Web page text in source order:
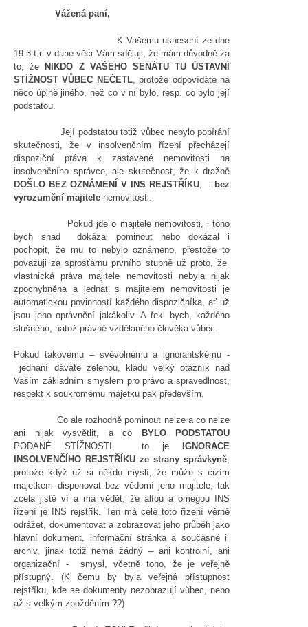
Vážená paní,
K Vašemu usnesení ze dne
19.3.t.r. v dané věci Vám sděluji, že mám důvodně za
to, žeNIKDO Z VAŠEHO SENÁTU TU ÚSTAVNÍ
STÍŽNOST VŮBEC NEČETL, protože odpovídáte na
něco úplně jiného, než co v ní bylo, resp. co bylo její
podstatou.
Její podstatou totiž vůbec nebylo popírání
skutečnosti, že v insolvenčním řízení přecházejí
dispoziční práva k zastavené nemovitosti na
insolvenčního správce, ale skutečnost, že k dražbě
DOŠLO BEZ OZNÁMENÍ V INS REJSTŘÍKU , i bez
vyrozumění majitele nemovitosti.
Pokud jde o majitele nemovitosti, i toho
bych snad dokázal pominout nebo dokázal i
pochopit, že mu to nebylo oznámeno, přestože to
považuji za sprosťárnu prvního stupně už proto, že
vlastnická práva majitele nemovitosti nebyla nijak
zpochybněna a jednat s majitelem nemovitosti je
automatickou povinností každého dispozičníka, ať už
jsou jeho oprávnění jakákoliv. A řekl bych, každého
slušného, natož právně vzdělaného člověka vůbec.
Pokud takovému – svévolnému a ignorantskému -
jednání dáváte zelenou, kladu velký otazník nad
Vaším základním smyslem pro právo a spravedlnost,
respekt k soukromému majetku pak především.
Co ale rozhodně pominout nelze a co nelze
ani nijak vysvětlit, a co
BYLO PODSTATOU
PODANÉ STÍŽNOSTI, to je
IGNORACE
INSOLVENČÍHO REJSTŘÍKU ze strany správkyně,
protože když už si někdo myslí, že může s cizím
majetkem disponovat bez vědomí jeho majitele, tak
zcela jistě ví a má vědět, že alfou a omegou INS
řízení je INS rejstřík. Ten má celé toto řízení věrně
odrážet, dokumentovat a zobrazovat jeho průběh jako
hlavní dokument, informační stránka a současně i
archiv, jinak totiž nemá žádný – ani kontrolní, ani
organizační - smysl, včetně toho, že je veřejně
přístupný. (K čemu by byla veřejná přístupnost
rejstříku, kde se dokumenty nezobrazují vůbec, nebo
až s velkým zpožděním ??)